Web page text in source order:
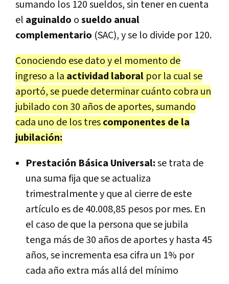
sumando los 120 sueldos, sin tener en cuenta
el aguinaldo osueldo anual
complementario (SAC), y se lo divide por 120.
Conociendo ese dato y el momento de
ingreso a la actividad laboral por la cual se
aportó, se puede determinar cuánto cobra un
jubilado con 30 años de aportes, sumando
cada uno de los trescomponentes de la
jubilación:
Prestación Básica Universal:se trata de
una suma fija que se actualiza
trimestralmente y que al cierre de este
artículo es de 40.008,85 pesos por mes. En
el caso de que la persona que se jubila
tenga más de 30 años de aportes y hasta 45
años, se incrementa esa cifra un 1% por
cada año extra más allá del mínimo